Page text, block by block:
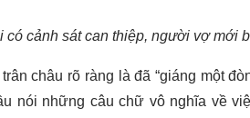
có cảnh sát can thiệp, người vợ mới
châu rõ ràng là đã “giáng một
nói những câu chữ vô nghĩa về